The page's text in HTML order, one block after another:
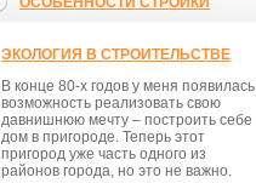
ЭКОЛОГИЯ В СТРОИТЕЛЬСТВЕ
В конце 80-х годов у меня появилась
возможность реализовать свою
давнишнюю мечту – построить себе
дом в пригороде. Теперь этот
пригород уже часть одного из
районов города, но это не важно.